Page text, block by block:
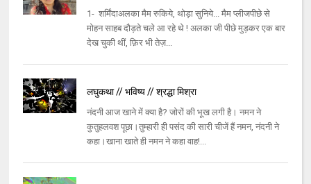
1- शर्मिंदाअलका मैम रुकिये, थोड़ा सुनिये... मैम प्लीजपीछे से
मोहन साहब दौड़ते चले आ रहे थे ! अलका जी पीछे मुड़कर एक बार
देख चुकी थीं, फ़िर भी तेज़...
लघुकथा // भविष्य // श्रद्धा मिश्रा
नंदनी आज खाने में क्या है? जोरों की भूख लगी है। नमन ने
कुतुहलवश पूछा।तुम्हारी ही पसंद की सारी चीजें हैं नमन, नंदनी ने
कहा।खाना खाते ही नमन ने कहा वाह!...